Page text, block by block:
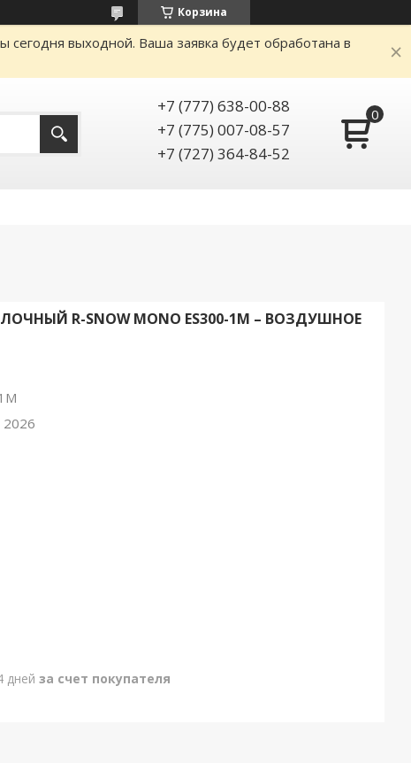
Корзина
сегодня выходной. Ваша заявка будет обработана в
+7 (777) 638-00-88
+7 (775) 007-08-57
+7 (727) 364-84-52
R-SNOW MONO ES300-1M – ВОЗДУШНОЕ
2026
дней за счет покупателя